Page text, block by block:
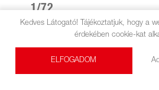
1/72
Universal
Kedves Látogató! Tájékoztatjuk, hogy a
érdekében cookie-kat
ELFOGADOM